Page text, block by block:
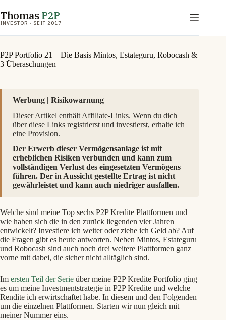
Inhalt
springen
ThomasP2P
INVESTOR · SEIT 2017
P2P Portfolio 21 – Die Basis Mintos, Estateguru, Robocash &
3 Überaschungen
Werbung | Risikowarnung
Dieser Artikel enthält Affiliate-Links. Wenn du dich
über diese Links registrierst und investierst, erhalte ich
eine Provision.
Der Erwerb dieser Vermögensanlage ist mit
erheblichen Risiken verbunden und kann zum
vollständigen Verlust des eingesetzten Vermögens
führen. Der in Aussicht gestellte Ertrag ist nicht
gewährleistet und kann auch niedriger ausfallen.
Welche sind meine Top sechs P2P Kredite Plattformen und
wie haben sich die in den zurück liegenden vier Jahren
entwickelt? Investiere ich weiter oder ziehe ich Geld ab? Auf
die Fragen gibt es heute antworten. Neben Mintos, Estateguru
und Robocash sind auch noch drei weitere Plattformen ganz
vorne mit dabei, die sicher nicht alltäglich sind.
Im ersten Teil der Serie über meine P2P Kredite Portfolio ging
es um meine Investmentstrategie in P2P Kredite und welche
Rendite ich erwirtschaftet habe. In diesem und den Folgenden
um die einzelnen Plattformen. Starten wir nun gleich mit
meiner Nummer eins.